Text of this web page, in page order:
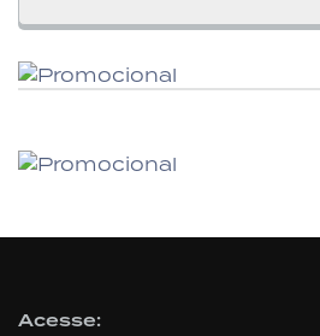
Acesse: